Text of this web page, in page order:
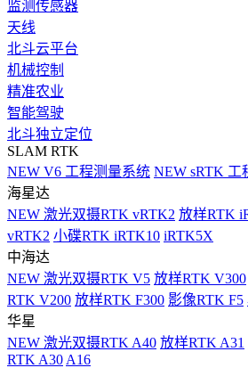
监测传感器
天线
北斗云平台
机械控制
精准农业
智能驾驶
北斗独立定位
SLAM RTK
NEW V6 工程测量系统 NEW sRTK 工
海星达
NEW 激光双摄RTK vRTK2 放样RTK
vRTK2 小碟RTK iRTK10 iRTK5X
中海达
NEW 激光双摄RTK V5 放样RTK V300
RTK V200 放样RTK F300 影像RTK F5
华星
NEW 激光双摄RTK A40 放样RTK A31
RTK A30 A16